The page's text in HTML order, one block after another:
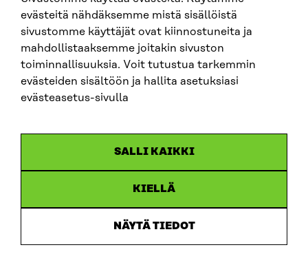
evästeitä nähdäksemme mistä sisällöistä
sivustomme käyttäjät ovat kiinnostuneita ja
mahdollistaaksemme joitakin sivuston
toiminnallisuuksia. Voit tutustua tarkemmin
evästeiden sisältöön ja hallita asetuksiasi
evästeasetus-sivulla
SALLI KAIKKI
KIELLÄ
NÄYTÄ TIEDOT
SITRA PÅ SOCIALA MEDIER
LinkedIn
Instagram
YouTube
Tillgänglighetsutredning
Beskrivning av handlingsoffentligheten